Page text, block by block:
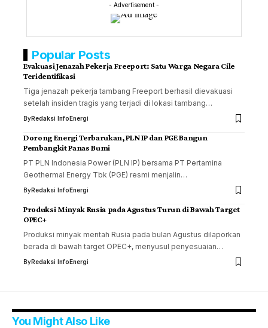
- Advertisement -
Popular Posts
Evakuasi Jenazah Pekerja Freeport: Satu Warga Negara Cile
Teridentifikasi
Tiga jenazah pekerja tambang Freeport berhasil dievakuasi
setelah insiden tragis yang terjadi di lokasi tambang…
ByRedaksi InfoEnergi
Dorong Energi Terbarukan, PLN IP dan PGE Bangun
Pembangkit Panas Bumi
PT PLN Indonesia Power (PLN IP) bersama PT Pertamina
Geothermal Energy Tbk (PGE) resmi menjalin…
ByRedaksi InfoEnergi
Produksi Minyak Rusia pada Agustus Turun di Bawah Target
OPEC+
Produksi minyak mentah Rusia pada bulan Agustus dilaporkan
berada di bawah target OPEC+, menyusul penyesuaian…
ByRedaksi InfoEnergi
You Might Also Like